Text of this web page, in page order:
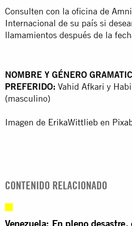
Consulten con la oficina de
Internacional de su país si
llamamientos después de la
NOMBRE Y GÉNERO
PREFERIDO: Vahid Afkari y
(masculino)
Imagen de ErikaWittlieb en
CONTENIDO RELACIONADO
Venezuela: En pleno